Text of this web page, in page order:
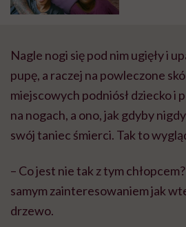
Nagle nogi się pod nim ugięły i
pupę, a raczej na powleczone
miejscowych podniósł dziecko i
na nogach, a ono, jak gdyby
swój taniec śmierci. Tak to
– Co jest nie tak z tym
samym zainteresowaniem jak
drzewo.